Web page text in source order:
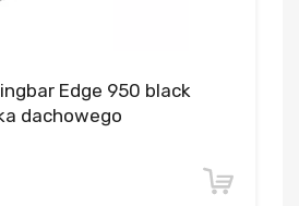
Edge 950 black
dachowego